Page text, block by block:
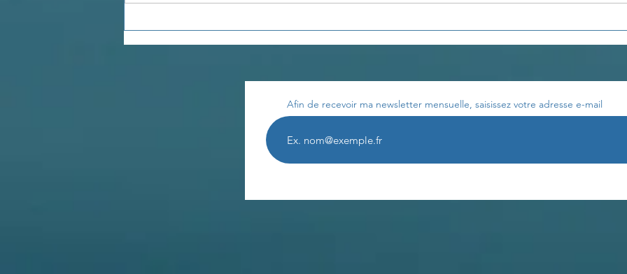
Afin de recevoir ma newsletter mensuelle, saisissez votre adresse e-mail